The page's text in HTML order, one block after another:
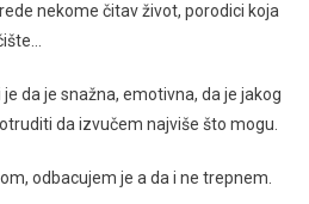
nekome čitav život, porodici koja
da je snažna, emotivna, da je jakog
da izvučem najviše što mogu.
odbacujem je a da i ne trepnem.